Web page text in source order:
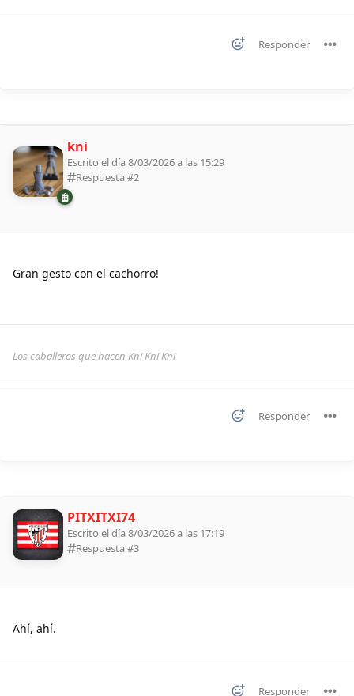
Responder
kni
Escrito el día 8/03/2026 a las 15:29
Respuesta #2
Gran gesto con el cachorro!
Los caballeros que hacen Kni Kni Kni
Responder
PITXITXI74
Escrito el día 8/03/2026 a las 17:19
Respuesta #3
Ahí, ahí.
Responder